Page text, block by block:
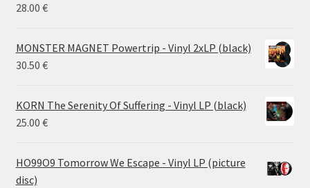
28.00 €
MONSTER MAGNET Powertrip - Vinyl 2xLP (black)
30.50 €
KORN The Serenity Of Suffering - Vinyl LP (black)
25.00 €
HO99O9 Tomorrow We Escape - Vinyl LP (picture
disc)